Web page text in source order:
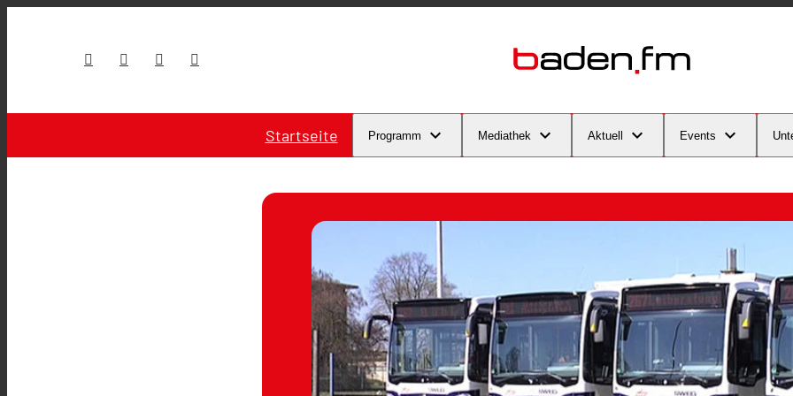
Startseite Programm Mediathek Aktuell Events